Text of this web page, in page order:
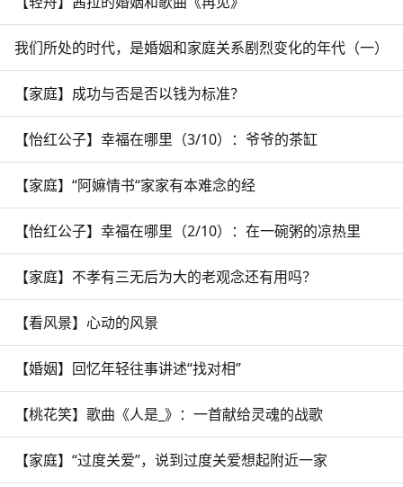
我们所处的时代，是婚姻和家庭关系剧烈变化的年代（一）
【家庭】成功与否是否以钱为标准？
【怡红公子】幸福在哪里（3/10）：爷爷的茶缸
【家庭】“阿嫲情书“家家有本难念的经
【怡红公子】幸福在哪里（2/10）：在一碗粥的凉热里
【家庭】不孝有三无后为大的老观念还有用吗？
【看风景】心动的风景
【婚姻】回忆年轻往事讲述“找对相”
【桃花笑】歌曲《人是_》：一首献给灵魂的战歌
【家庭】“过度关爱”，说到过度关爱想起附近一家